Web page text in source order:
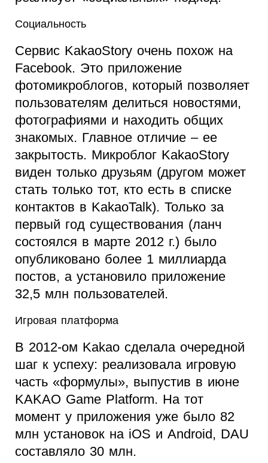
Социальность
Сервис KakaoStory очень похож на
Facebook. Это приложение
фотомикроблогов, который позволяет
пользователям делиться новостями,
фотографиями и находить общих
знакомых. Главное отличие – ее
закрытость. Микроблог KakaoStory
виден только друзьям (другом может
стать только тот, кто есть в списке
контактов в KakaoTalk). Только за
первый год существования (ланч
состоялся в марте 2012 г.) было
опубликовано более 1 миллиарда
постов, а установило приложение
32,5 млн пользователей.
Игровая платформа
В 2012-ом Kakao сделала очередной
шаг к успеху: реализовала игровую
часть «формулы», выпустив в июне
KAKAO Game Platform. На тот
момент у приложения уже было 82
млн установок на iOS и Android, DAU
составляло 30 млн.